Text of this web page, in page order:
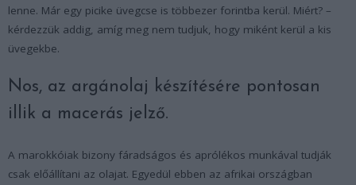
lenne. Már egy picike üvegcse is többezer forintba kerül. Miért? –
kérdezzük addig, amíg meg nem tudjuk, hogy miként kerül a kis
üvegekbe.
Nos, az argánolaj készítésére pontosan
illik a macerás jelző.
A marokkóiak bizony fáradságos és aprólékos munkával tudják
csak előállítani az olajat. Egyedül ebben az afrikai országban